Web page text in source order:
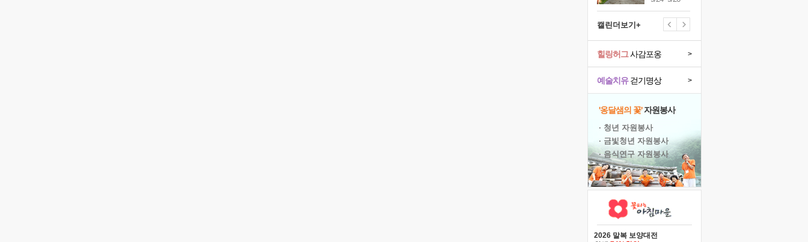
캘린더보기+
예술치유걷기명상 >
힐링허그사감포옹 >
'옹달샘의 꽃'자원봉사
· 청년 자원봉사
· 금빛청년 자원봉사
· 음식연구 자원봉사
2026 말복 보양대전